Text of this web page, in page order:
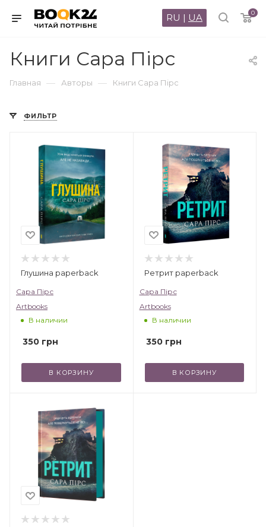
0
RU | UA
Книги Сара Пірс
Главная — Авторы — Книги Сара Пірс
ФИЛЬТР
Глушина paperback
Сара Пірс
Artbooks
В наличии
350 грн
В КОРЗИНУ
Ретрит paperback
Сара Пірс
Artbooks
В наличии
350грн
В КОРЗИНУ